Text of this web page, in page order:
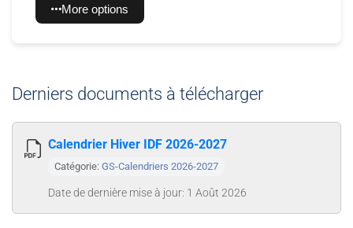
More options
Derniers documents à télécharger
Calendrier Hiver IDF 2026-2027
Catégorie: GS-Calendriers 2026-2027
Date de dernière mise à jour: 1 Août 2026